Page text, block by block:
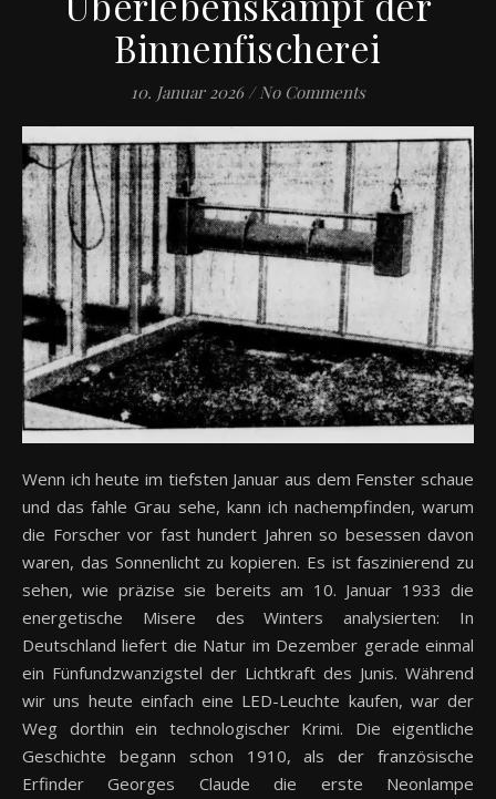
Binnenfischerei
10. Januar 2026 / No Comments
Wenn ich heute im tiefsten Januar aus dem Fenster schaue
und das fahle Grau sehe, kann ich nachempfinden, warum
die Forscher vor fast hundert Jahren so besessen davon
waren, das Sonnenlicht zu kopieren. Es ist faszinierend zu
sehen, wie präzise sie bereits am 10. Januar 1933 die
energetische Misere des Winters analysierten: In
Deutschland liefert die Natur im Dezember gerade einmal
ein Fünfundzwanzigstel der Lichtkraft des Junis. Während
wir uns heute einfach eine LED-Leuchte kaufen, war der
Weg dorthin ein technologischer Krimi. Die eigentliche
Geschichte begann schon 1910, als der französische
Erfinder Georges Claude die erste Neonlampe